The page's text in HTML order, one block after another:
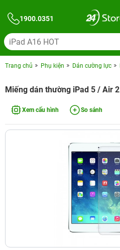
1900.0351
Trang chủ Phụ kiện Dán cường lực
Miếng dán thường iPad 5 / Air 2
Xem cấu hình So sánh